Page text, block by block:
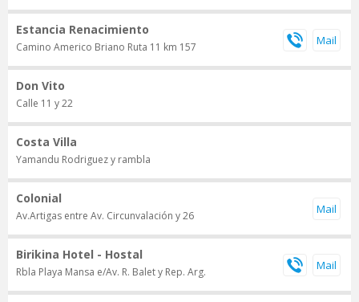
Estancia Renacimiento
Camino Americo Briano Ruta 11 km 157
Don Vito
Calle 11 y 22
Costa Villa
Yamandu Rodriguez y rambla
Colonial
Av.Artigas entre Av. Circunvalación y 26
Birikina Hotel - Hostal
Rbla Playa Mansa e/Av. R. Balet y Rep. Arg.